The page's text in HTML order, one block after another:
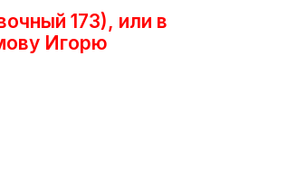
173), или в
Игорю